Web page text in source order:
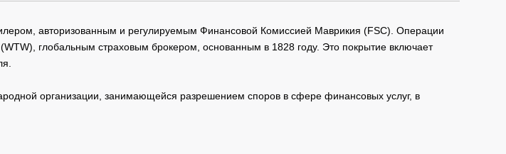
авторизованным и регулируемым Финансовой Комиссией Маврикия (FSC). Операции
глобальным страховым брокером, основанным в 1828 году. Это покрытие включает
организации, занимающейся разрешением споров в сфере финансовых услуг, в